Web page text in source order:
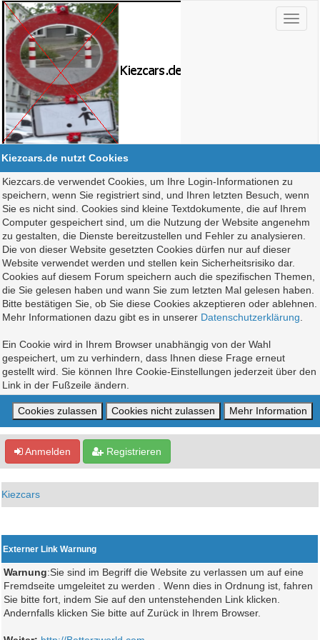
Kiezcars.de nutzt Cookies
Kiezcars.de verwendet Cookies, um Ihre Login-Informationen zu
speichern, wenn Sie registriert sind, und Ihren letzten Besuch, wenn
Sie es nicht sind. Cookies sind kleine Textdokumente, die auf Ihrem
Computer gespeichert sind, um die Nutzung der Website angenehm
zu gestalten, die Dienste bereitzustellen und Fehler zu analysieren.
Die von dieser Website gesetzten Cookies dürfen nur auf dieser
Website verwendet werden und stellen kein Sicherheitsrisiko dar.
Cookies auf diesem Forum speichern auch die spezifischen Themen,
die Sie gelesen haben und wann Sie zum letzten Mal gelesen haben.
Bitte bestätigen Sie, ob Sie diese Cookies akzeptieren oder ablehnen.
Mehr Informationen dazu gibt es in unserer Datenschutzerklärung
Ein Cookie wird in Ihrem Browser unabhängig von der Wahl
gespeichert, um zu verhindern, dass Ihnen diese Frage erneut
gestellt wird. Sie können Ihre Cookie-Einstellungen jederzeit über den
Link in der Fußzeile ändern.
Anmelden Registrieren
Kiezcars
Externer Link Warnung
Warnung:Sie sind im Begriff die Website zu verlassen um auf eine
Fremdseite umgeleitet zu werden . Wenn dies in Ordnung ist, fahren
Sie bitte fort, indem Sie auf den untenstehenden Link klicken.
Andernfalls klicken Sie bitte auf Zurück in Ihrem Browser.